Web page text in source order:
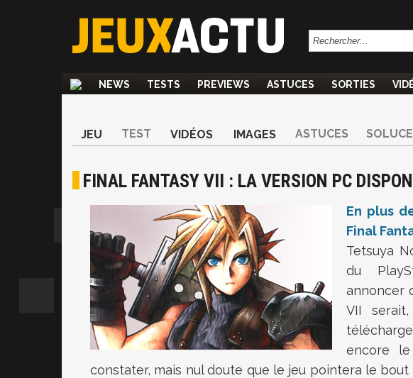
NEWS TESTS PREVIEWS ASTUCES SORTIES
JEU TEST VIDÉOS IMAGES ASTUCES
FINAL FANTASY VII : LA VERSION PC
En plus
Final
Tetsuya
du
annoncer
VII
encore
constater, mais nul doute que le jeu pointera le